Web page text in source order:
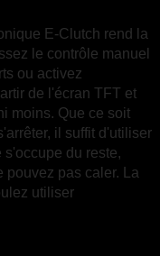
E-Clutch rend la
le contrôle manuel
ou activez
de l'écran TFT et
moins. Que ce soit
il suffit d'utiliser
s'occupe du reste,
pouvez pas caler. La
utiliser